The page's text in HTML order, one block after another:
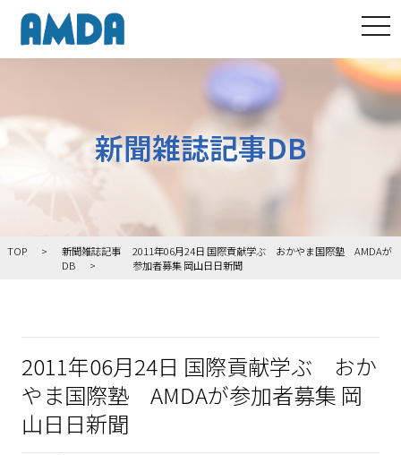
新聞雑誌記事DB
TOP
新聞雑誌記事
DB
2011年06月24日 国際貢献学ぶ おかやま国際塾 AMDAが
参加者募集 岡山日日新聞
2011年06月24日 国際貢献学ぶ おか
やま国際塾 AMDAが参加者募集 岡
山日日新聞